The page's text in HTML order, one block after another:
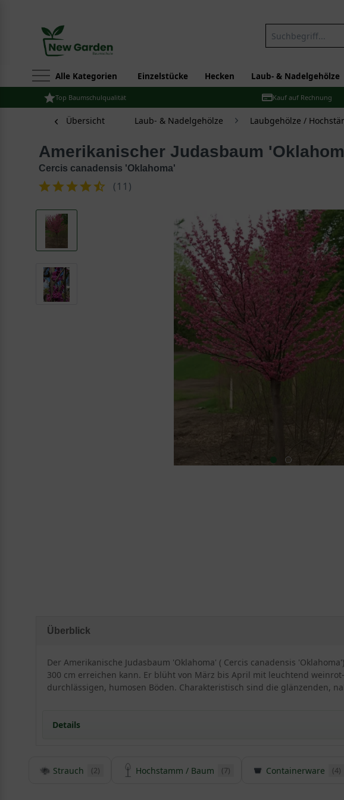
Alle Kategorien Einzelstücke Hecken Laub- & Nadelgehölze
Top Baumschulqualität Kauf auf Rechnung
Übersicht Laub- & Nadelgehölze Laubgehölze /
Amerikanischer Judasbaum
Cercis canadensis 'Oklahoma'
(11 )
Überblick
Der Amerikanische Judasbaum 'Oklahoma' ( Cercis canadensis
300 cm erreichen kann. Er blüht von März bis April mit leuchtend
durchlässigen, humosen Böden. Charakteristisch sind die glänzenden,
Details
Herkunft und Besonderheit des Cercis canadensis ’Oklahoma‘ /
Strauch (2) Hochstamm / Baum (7) Containerware (4)